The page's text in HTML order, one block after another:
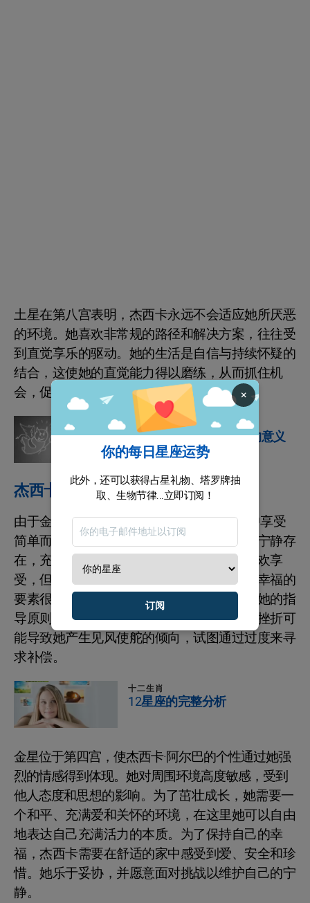
土星在第八宫表明，杰西卡永远不会适应她所厌恶
的环境。她喜欢非常规的路径和解决方案，往往受
到直觉享乐的驱动。她的生活是自信与持续怀疑的
结合，这使她的直觉能力得以磨练，从而抓住机
会，促进个人成长。
十二生肖
认识白羊座在占星术中的意义
杰西卡·阿尔巴如何拥抱爱情与生活？
由于金星在金牛座，杰西卡·阿尔巴在生活中享受
简单而健康的快乐。她追求在舒适环境中的宁静存
在，充分欣赏生活所提供的一切。杰西卡喜欢享
受，但她的务实常常使她远离过度。她找到幸福的
要素很少，但那一小点却至关重要。节俭是她的指
导原则，忽视和缺乏是她最大的恐惧之一。挫折可
能导致她产生见风使舵的倾向，试图通过过度来寻
求补偿。
十二生肖
12星座的完整分析
金星位于第四宫，使杰西卡·阿尔巴的个性通过她强
烈的情感得到体现。她对周围环境高度敏感，受到
他人态度和思想的影响。为了茁壮成长，她需要一
个和平、充满爱和关怀的环境，在这里她可以自由
地表达自己充满活力的本质。为了保持自己的幸
福，杰西卡需要在舒适的家中感受到爱、安全和珍
惜。她乐于妥协，并愿意面对挑战以维护自己的宁
静。
×
你的每日星座运势
此外，还可以获得占星礼物、塔罗牌抽
取、生物节律...立即订阅！
订阅